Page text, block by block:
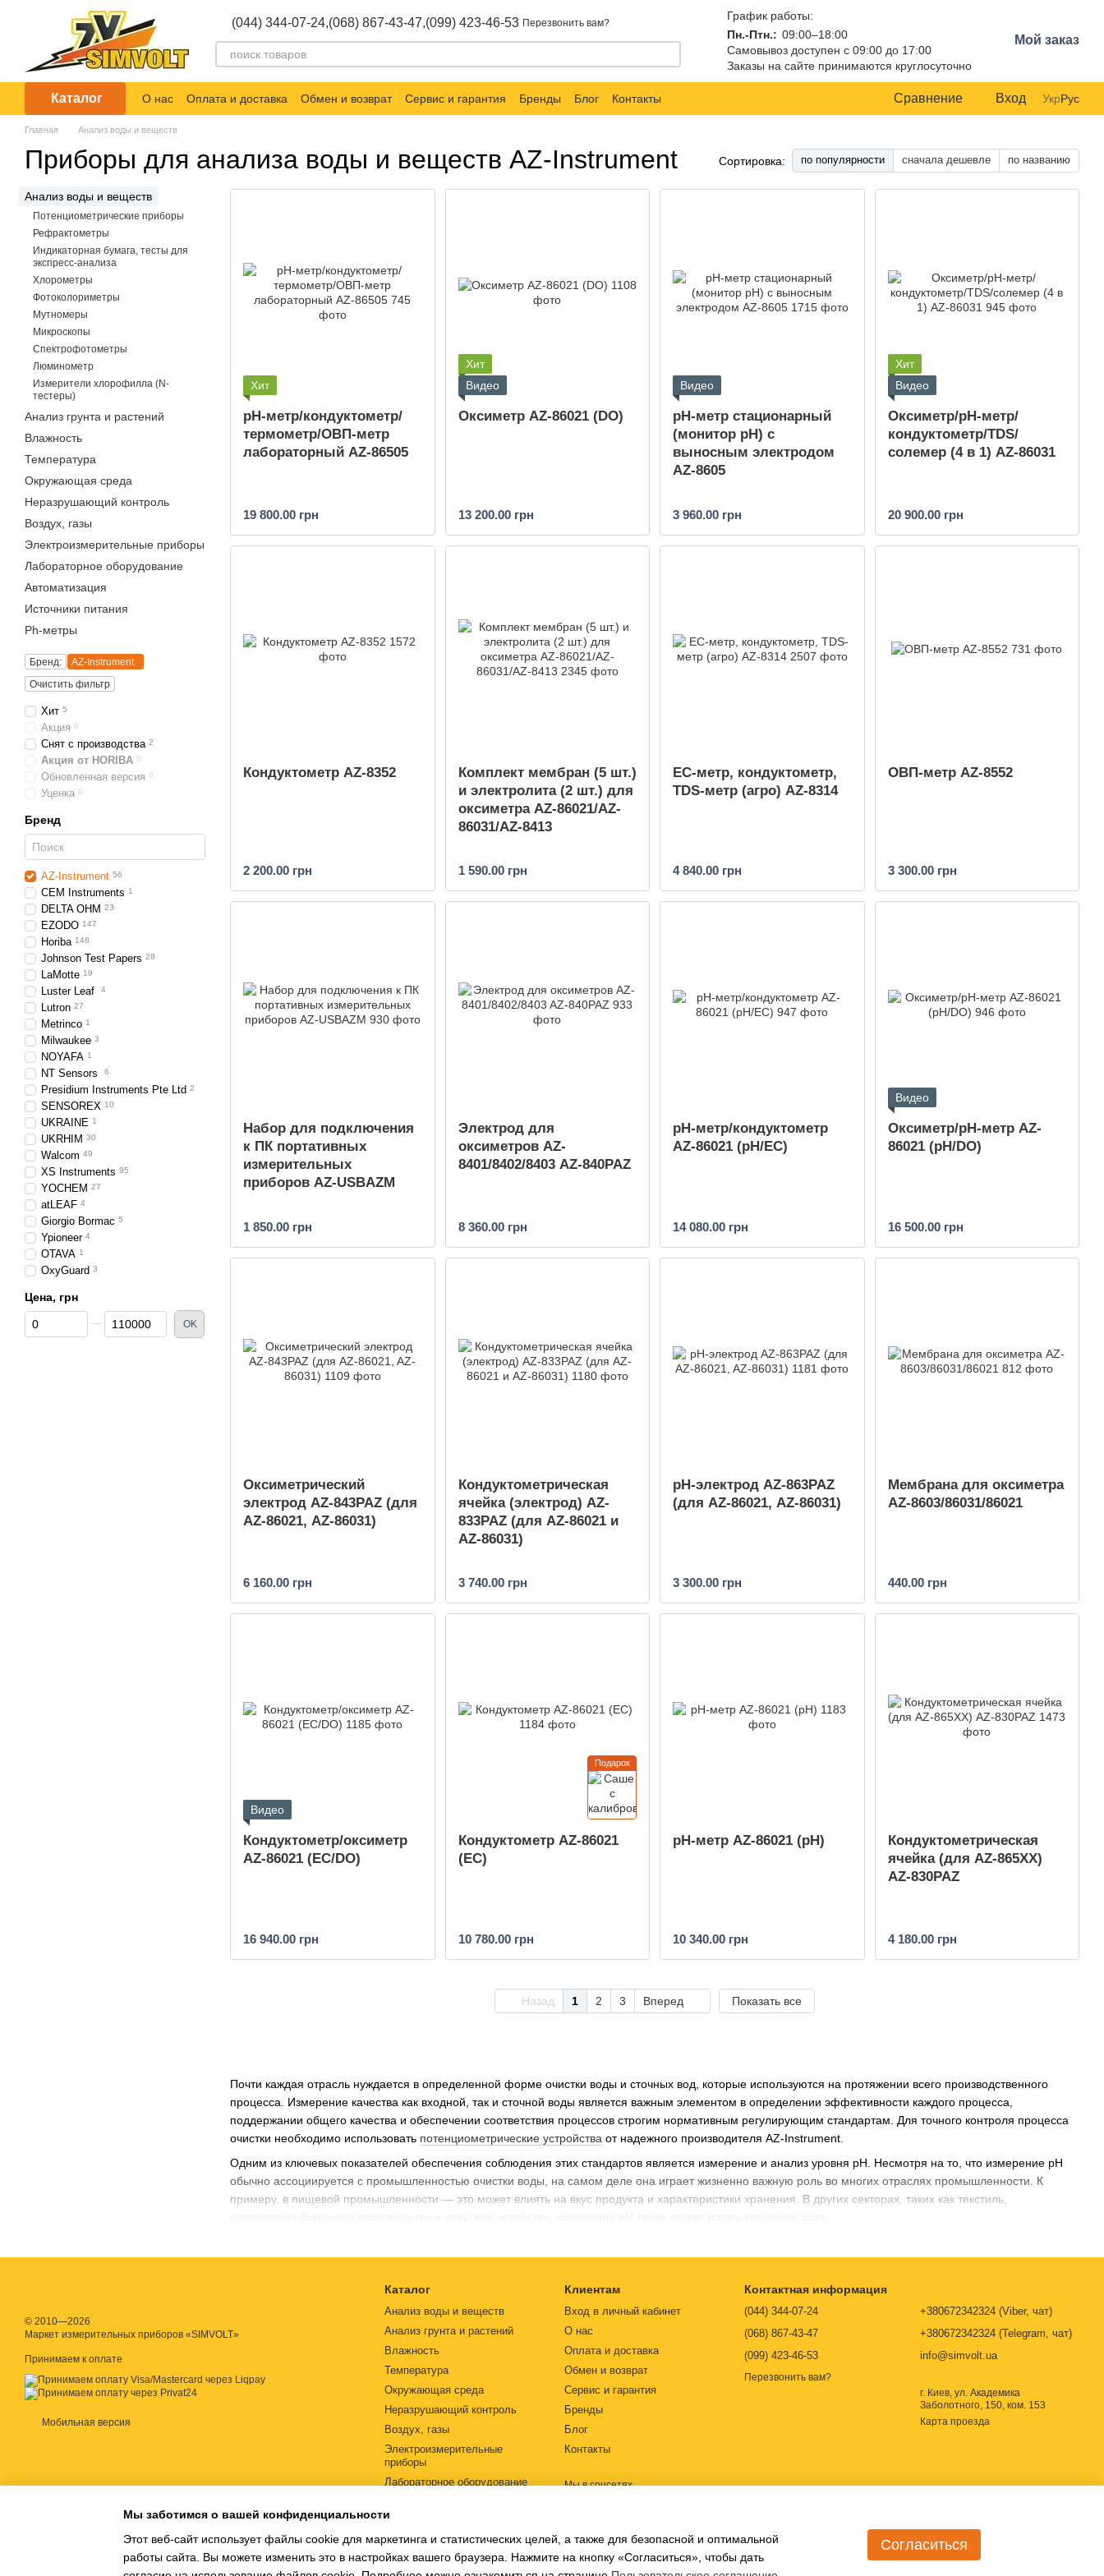
Перейти к основному контенту
(044) 344-07-24,(068) 867-43-47,(099) 423-46-53 Перезвонить вам?
График работы:
Пн.-Птн.: 09:00–18:00
Самовывоз доступен с 09:00 до 17:00
Заказы на сайте принимаются круглосуточно
Мой заказ
Каталог О нас Оплата и доставка Обмен и возврат Сервис и гарантия Бренды Блог Контакты Сравнение Вход УкрРус
Главная Анализ воды и веществ
Приборы для анализа воды и веществ AZ-Instrument Сортировка: по популярности сначала дешевле по названию
Почти каждая отрасль нуждается в определенной форме очистки воды и сточных вод, которые используются на протяжении всего производственного
процесса. Измерение качества как входной, так и сточной воды является важным элементом в определении эффективности каждого процесса,
поддержании общего качества и обеспечении соответствия процессов строгим нормативным регулирующим стандартам. Для точного контроля процесса
очистки необходимо использовать потенциометрические устройства от надежного производителя AZ-Instrument.
Одним из ключевых показателей обеспечения соблюдения этих стандартов является измерение и анализ уровня pH. Несмотря на то, что измерение рН
обычно ассоциируется с промышленностью очистки воды, на самом деле она играет жизненно важную роль во многих отраслях промышленности. К
примеру, в пищевой промышленности — это может влиять на вкус продукта и характеристики хранения. В других секторах, таких как текстиль,
целлюлозно-бумажное производство и сельское хозяйство, измерение pH также может играть ключевую роль.
Хит
pH-метр/кондуктометр/
термометр/ОВП-метр
лабораторный AZ-86505
19 800.00 грн
Хит
Видео
Оксиметр AZ-86021 (DO)
13 200.00 грн
Видео
pH-метр стационарный
(монитор pH) с
выносным электродом
AZ-8605
3 960.00 грн
Хит
Видео
Оксиметр/рН-метр/
кондуктометр/TDS/
солемер (4 в 1) AZ-86031
20 900.00 грн
Кондуктометр AZ-8352
2 200.00 грн
Комплект мембран (5 шт.)
и электролита (2 шт.) для
оксиметра AZ-86021/AZ-
86031/AZ-8413
1 590.00 грн
EC-метр, кондуктометр,
TDS-метр (агро) AZ-8314
4 840.00 грн
ОВП-метр AZ-8552
3 300.00 грн
Набор для подключения
к ПК портативных
измерительных
приборов AZ-USBAZM
1 850.00 грн
Электрод для
оксиметров AZ-
8401/8402/8403 AZ-840PAZ
8 360.00 грн
pH-метр/кондуктометр
AZ-86021 (pH/EC)
14 080.00 грн
Видео
Оксиметр/pH-метр AZ-
86021 (pH/DO)
16 500.00 грн
Оксиметрический
электрод AZ-843PAZ (для
AZ-86021, AZ-86031)
6 160.00 грн
Кондуктометрическая
ячейка (электрод) AZ-
833PAZ (для AZ-86021 и
AZ-86031)
3 740.00 грн
pH-электрод AZ-863PAZ
(для AZ-86021, AZ-86031)
3 300.00 грн
Мембрана для оксиметра
AZ-8603/86031/86021
440.00 грн
Видео
Кондуктометр/оксиметр
AZ-86021 (EC/DO)
16 940.00 грн
Подарок
Кондуктометр AZ-86021
(EC)
10 780.00 грн
pH-метр AZ-86021 (pH)
10 340.00 грн
Кондуктометрическая
ячейка (для AZ-865XX)
AZ-830PAZ
4 180.00 грн
Назад 1 2 3 Вперед Показать все
Анализ воды и веществ
Потенциометрические приборы
Рефрактометры
Индикаторная бумага, тесты для
экспресс-анализа
Хлорометры
Фотоколориметры
Мутномеры
Микроскопы
Спектрофотометры
Люминометр
Измерители хлорофилла (N-
тестеры)
Анализ грунта и растений
Влажность
Температура
Окружающая среда
Неразрушающий контроль
Воздух, газы
Электроизмерительные приборы
Лабораторное оборудование
Автоматизация
Источники питания
Ph-метры
Бренд:
AZ-Instrument
Очистить фильтр
Хит 5
Акция 0
Снят с производства 2
Акция от HORIBA 0
Обновленная версия 0
Уценка 0
Бренд
AZ-Instrument 56
CEM Instruments 1
DELTA OHM 23
EZODO 147
Horiba 148
Johnson Test Papers 28
LaMotte 19
Luster Leaf 4
Lutron 27
Metrinco 1
Milwaukee 3
NOYAFA 1
NT Sensors 6
Presidium Instruments Pte Ltd 2
SENSOREX 10
UKRAINE 1
UKRHIM 30
Walcom 49
XS Instruments 95
YOCHEM 27
atLEAF 4
Giorgio Bormac 5
Ypioneer 4
OTAVA 1
OxyGuard 3
Цена, грн
От Цена, грн
До Цена, грн OK
© 2010—2026
Маркет измерительных приборов «SIMVOLT»
Принимаем к оплате
Мобильная версия
Каталог
Анализ воды и веществ
Анализ грунта и растений
Влажность
Температура
Окружающая среда
Неразрушающий контроль
Воздух, газы
Электроизмерительные
приборы
Лабораторное оборудование
Источники питания
Ph-метры
Клиентам
Вход в личный кабинет
О нас
Оплата и доставка
Обмен и возврат
Сервис и гарантия
Бренды
Блог
Контакты
Мы в соцсетях
Контактная информация
(044) 344-07-24
(068) 867-43-47
(099) 423-46-53
Перезвонить вам?
+380672342324 (Viber, чат)
+380672342324 (Telegram, чат)
info@simvolt.ua
г. Киев, ул. Академика
Заболотного, 150, ком. 153
Карта проезда
Мы заботимся о вашей конфиденциальности
Этот веб-сайт использует файлы cookie для маркетинга и статистических целей, а также для безопасной и оптимальной
работы сайта. Вы можете изменить это в настройках вашего браузера. Нажмите на кнопку «Согласиться», чтобы дать
Согласиться